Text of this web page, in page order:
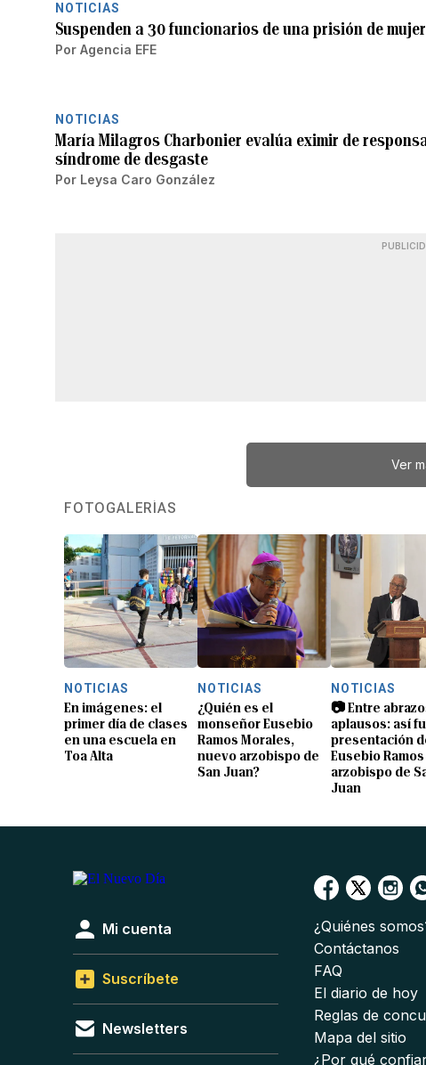
NOTICIAS
Suspenden a 30 funcionarios de una prisión de
Por Agencia EFE
NOTICIAS
María Milagros Charbonier evalúa eximir de
síndrome de desgaste
Por Leysa Caro González
Ver
FOTOGALERÍAS
NOTICIAS
En imágenes: el
primer día de clases
en una escuela en
Toa Alta
NOTICIAS
¿Quién es el
monseñor Eusebio
Ramos Morales,
nuevo arzobispo de
San Juan?
NOTICIAS
📷 Entre
aplausos: así
presentación
Eusebio
arzobispo de
Juan
Mi cuenta
Suscríbete
Newsletters
¿Quiénes
Contáctanos
FAQ
El diario de hoy
Reglas de
Mapa del sitio
¿Por qué